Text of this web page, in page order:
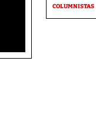
COLUMNISTAS